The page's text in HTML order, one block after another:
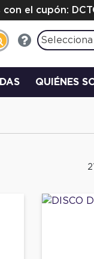
el cupón:
QUIÉNES